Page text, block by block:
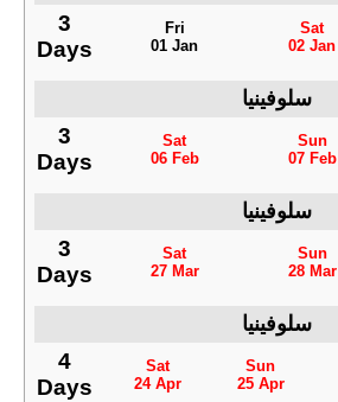
3
Days
Fri
01 Jan
Sat
02 Jan
سلوفينيا
3
Days
Sat
06 Feb
Sun
07 Feb
سلوفينيا
3
Days
Sat
27 Mar
Sun
28 Mar
سلوفينيا
4
Days
Sat
24 Apr
Sun
25 Apr